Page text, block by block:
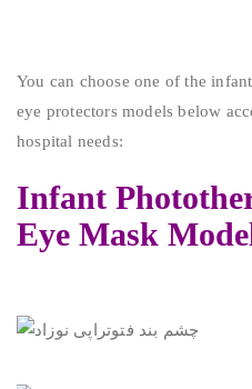
You can choose one of the
eye protectors models below
hospital needs:
Infant
Eye Mask